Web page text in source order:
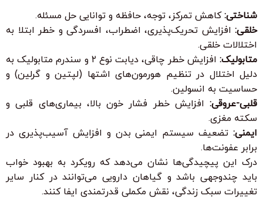
شناختی:کاهش تمرکز، توجه، حافظه و توانایی حل مسئله.
خلقی: افزایش تحریک‌پذیری، اضطراب، افسردگی و خطر ابتلا به
اختلالات خلقی.
متابولیک:
افزایش خطر چاقی، دیابت نوع ۲ و سندرم متابولیک به
دلیل اختلال در تنظیم هورمون‌های اشتها (لپتین و گرلین) و
حساسیت به انسولین.
قلبی-عروقی: افزایش خطر فشار خون بالا، بیماری‌های قلبی و
سکته مغزی.
ایمنی: تضعیف سیستم ایمنی بدن و افزایش آسیب‌پذیری در
برابر عفونت‌ها.
درک این پیچیدگی‌ها نشان می‌دهد که رویکرد به بهبود خواب
باید چندوجهی باشد و گیاهان دارویی می‌توانند در کنار سایر
تغییرات سبک زندگی، نقش مکملی قدرتمندی ایفا کنند.